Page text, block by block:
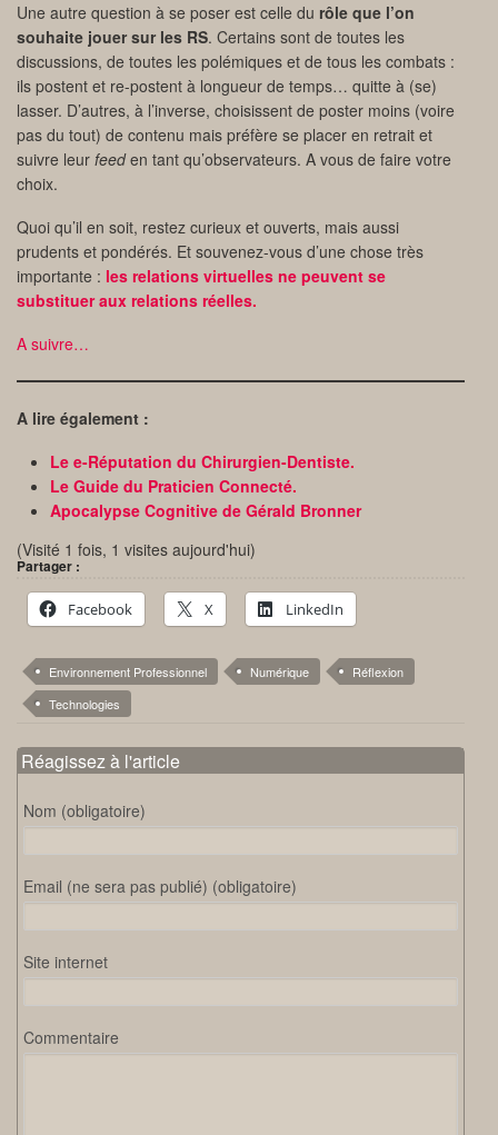
Une autre question à se poser est celle du rôle que l’on
souhaite jouer sur les RS. Certains sont de toutes les
discussions, de toutes les polémiques et de tous les combats :
ils postent et re-postent à longueur de temps… quitte à (se)
lasser. D’autres, à l’inverse, choisissent de poster moins (voire
pas du tout) de contenu mais préfère se placer en retrait et
suivre leur feeden tant qu’observateurs. A vous de faire votre
choix.
Quoi qu’il en soit, restez curieux et ouverts, mais aussi
prudents et pondérés. Et souvenez-vous d’une chose très
importante : les relations virtuelles ne peuvent se
substituer aux relations réelles.
A suivre…
A lire également :
Le e-Réputation du Chirurgien-Dentiste.
Le Guide du Praticien Connecté.
Apocalypse Cognitive de Gérald Bronner
(Visité 1 fois, 1 visites aujourd'hui)
Partager :
Facebook X LinkedIn
Environnement Professionnel Numérique
Réflexion
Technologies
Réagissez à l'article
Nom (obligatoire)
Email (ne sera pas publié) (obligatoire)
Site internet
Commentaire